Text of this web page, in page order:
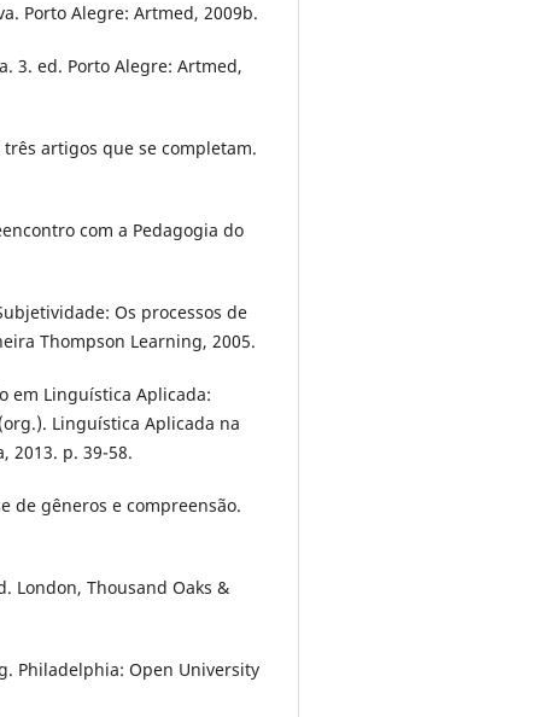
Porto Alegre: Artmed, 2009b.
3. ed. Porto Alegre: Artmed,
três artigos que se completam.
com a Pedagogia do
Os processos de
Thompson Learning, 2005.
em Linguística Aplicada:
Linguística Aplicada na
2013. p. 39-58.
de gêneros e compreensão.
London, Thousand Oaks &
Philadelphia: Open University